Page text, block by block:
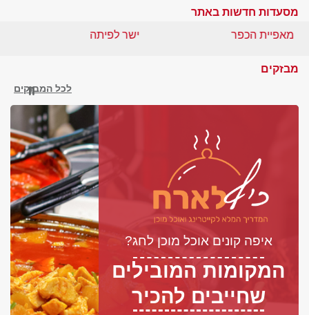
מסעדות חדשות באתר
ישר לפיתה
מאפיית הכפר
מבזקים
לכל המבזקים
איפה קונים אוכל מוכן לחג?
המקומות המובילים
שחייבים להכיר